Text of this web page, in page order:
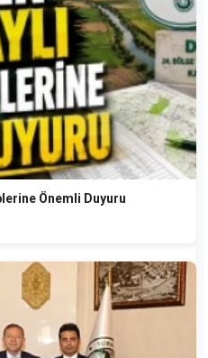
Önemli Duyuru